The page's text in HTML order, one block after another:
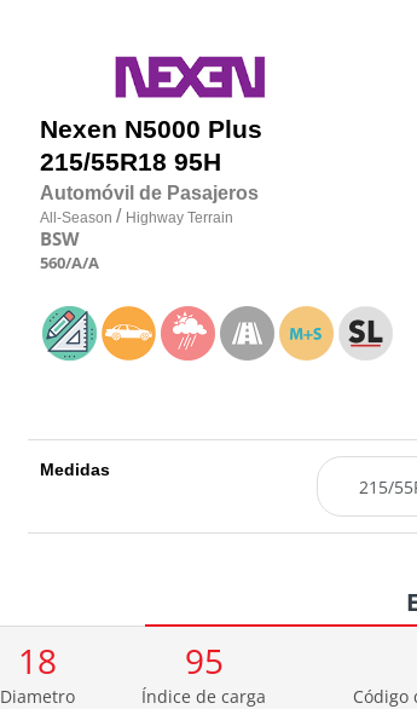
Nexen N5000 Plus
215/55R18 95H
Automóvil de Pasajeros
All-Season / Highway Terrain
BSW
560/A/A
Medidas
18
Diametro
95
Índice de carga Código